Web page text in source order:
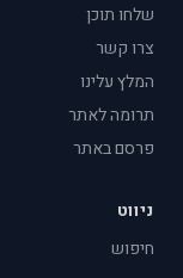
שלחו תוכן
צרו קשר
המלץ עלינו
תרומה לאתר
פרסם באתר
ניווט
חיפוש